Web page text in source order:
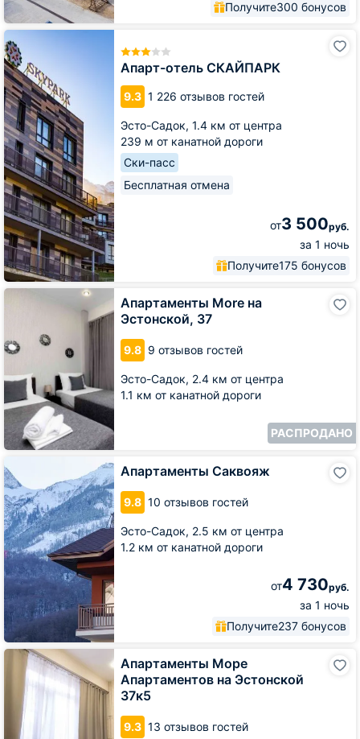
Получите300 бонусов
Апарт-отель СКАЙПАРК
9.3 1 226 отзывов гостей
Эсто-Садок, 1.4 км от центра
239 м от канатной дороги
Ски-пасс
Бесплатная отмена
от3 500руб.
за 1 ночь
Получите175 бонусов
Апарт-
отель
СКАЙПАРК
Апартаменты More на
Эстонской, 37
9.8 9 отзывов гостей
Эсто-Садок, 2.4 км от центра
1.1 км от канатной дороги
РАСПРОДАНО
Апартаменты
Эстонской,
37
Апартаменты Саквояж
9.8 10 отзывов гостей
Эсто-Садок, 2.5 км от центра
1.2 км от канатной дороги
от4 730руб.
за 1 ночь
Получите237 бонусов
Апартаменты
Саквояж
Апартаменты Море
Апартаментов на Эстонской
37к5
9.3 13 отзывов гостей
Апартаменты
Море
Апартаментов
Эстонской
37к5